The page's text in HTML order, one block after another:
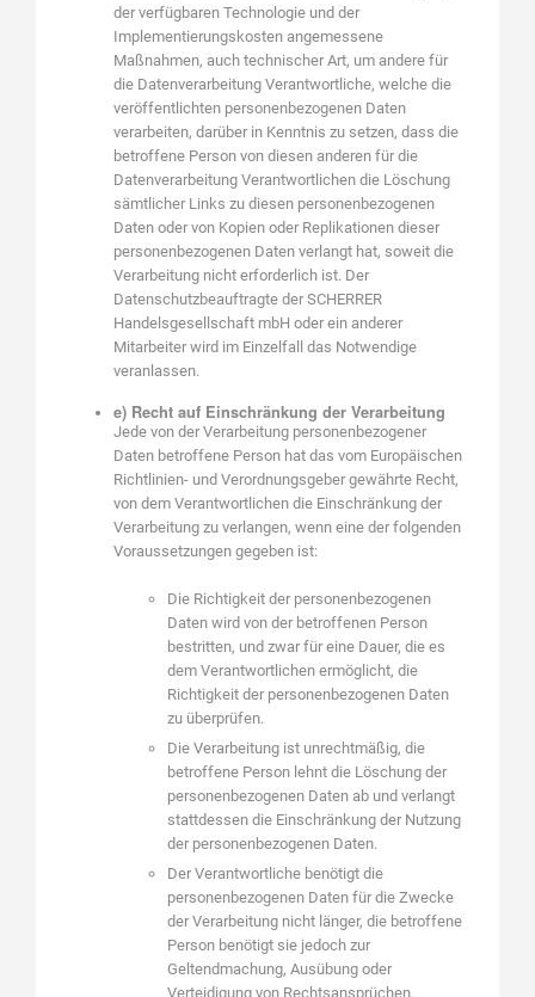
der verfügbaren Technologie und der
Implementierungskosten angemessene
Maßnahmen, auch technischer Art, um andere für
die Datenverarbeitung Verantwortliche, welche die
veröffentlichten personenbezogenen Daten
verarbeiten, darüber in Kenntnis zu setzen, dass die
betroffene Person von diesen anderen für die
Datenverarbeitung Verantwortlichen die Löschung
sämtlicher Links zu diesen personenbezogenen
Daten oder von Kopien oder Replikationen dieser
personenbezogenen Daten verlangt hat, soweit die
Verarbeitung nicht erforderlich ist. Der
Datenschutzbeauftragte der SCHERRER
Handelsgesellschaft mbH oder ein anderer
Mitarbeiter wird im Einzelfall das Notwendige
veranlassen.
e) Recht auf Einschränkung der Verarbeitung
Jede von der Verarbeitung personenbezogener
Daten betroffene Person hat das vom Europäischen
Richtlinien- und Verordnungsgeber gewährte Recht,
von dem Verantwortlichen die Einschränkung der
Verarbeitung zu verlangen, wenn eine der folgenden
Voraussetzungen gegeben ist:
Die Richtigkeit der personenbezogenen
Daten wird von der betroffenen Person
bestritten, und zwar für eine Dauer, die es
dem Verantwortlichen ermöglicht, die
Richtigkeit der personenbezogenen Daten
zu überprüfen.
Die Verarbeitung ist unrechtmäßig, die
betroffene Person lehnt die Löschung der
personenbezogenen Daten ab und verlangt
stattdessen die Einschränkung der Nutzung
der personenbezogenen Daten.
Der Verantwortliche benötigt die
personenbezogenen Daten für die Zwecke
der Verarbeitung nicht länger, die betroffene
Person benötigt sie jedoch zur
Geltendmachung, Ausübung oder
Verteidigung von Rechtsansprüchen.